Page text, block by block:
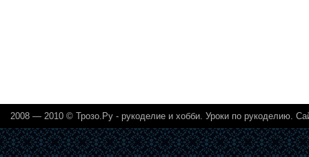
2008 — 2010 © Трозо.Ру - рукоделие и хобби. Уроки по рукоделию.